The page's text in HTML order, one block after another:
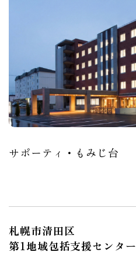
サポーティ・もみじ台
札幌市清田区
第1地域包括支援センター